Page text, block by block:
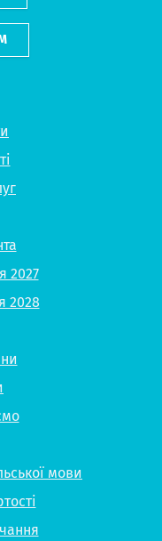
2027
2028
мови